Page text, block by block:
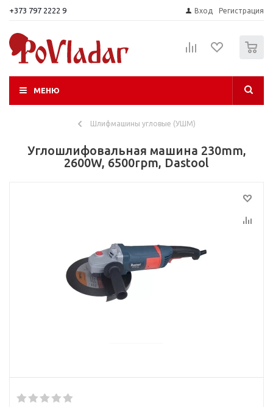
+373 797 2222 9 Вход Регистрация
МЕНЮ
Шлифмашины угловые (УШМ)
Углошлифовальная машина 230mm,
2600W, 6500rpm, Dastool